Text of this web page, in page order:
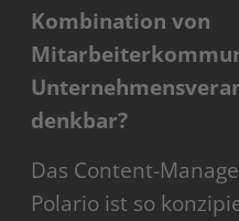
Kombination von
denkbar?
Das Content-
Polario ist so